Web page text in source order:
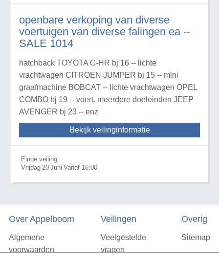
openbare verkoping van diverse
voertuigen van diverse falingen ea --
SALE 1014
hatchback TOYOTA C-HR bj 16 -- lichte
vrachtwagen CITROEN JUMPER bj 15 -- mini
graafmachine BOBCAT -- lichte vrachtwagen OPEL
COMBO bj 19 -- voert. meerdere doeleinden JEEP
AVENGER bj 23 -- enz
Bekijk veilinginformatie
Einde veiling
Vrijdag 20 Juni Vanaf 16:00
Over Appelboom
Algemene
voorwaarden
Veilingen
Veelgestelde
vragen
Overig
Sitemap